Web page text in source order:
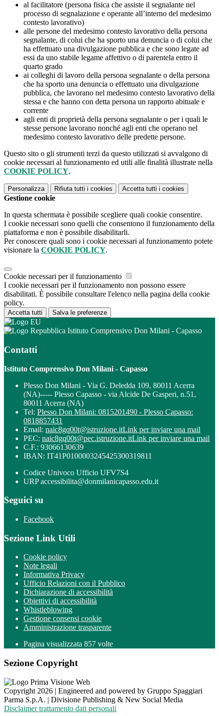
al facilitatore (persona fisica che assiste il segnalante nel
processo di segnalazione e operante all’interno del medesimo
contesto lavorativo)
alle persone del medesimo contesto lavorativo della persona
segnalante, di colui che ha sporto una denuncia o di colui che
ha effettuato una divulgazione pubblica e che sono legate ad
essi da uno stabile legame affettivo o di parentela entro il
quarto grado
ai colleghi di lavoro della persona segnalante o della persona
che ha sporto una denuncia o effettuato una divulgazione
pubblica, che lavorano nel medesimo contesto lavorativo della
stessa e che hanno con detta persona un rapporto abituale e
corrente
agli enti di proprietà della persona segnalante o per i quali le
stesse persone lavorano nonché agli enti che operano nel
medesimo contesto lavorativo delle predette persone.
Questo sito o gli strumenti terzi da questo utilizzati si avvalgono di
cookie necessari al funzionamento ed utili alle finalità illustrate nella
COOKIE POLICY.
Personalizza Rifiuta tutti i cookies Accetta tutti i cookies
Gestione cookie
In questa schermata è possibile scegliere quali cookie consentire.
I cookie necessari sono quelli che consentono il funzionamento della
piattaforma e non è possibile disabilitarli.
Per conoscere quali sono i cookie necessari al funzionamento potete
visionare la COOKIE POLICY.
Cookie necessari per il funzionamento
I cookie necessari per il funzionamento non possono essere
disabilitati. È possibile consultare l'elenco nella pagina della cookie
policy.
Accetta tutti Salva le preferenze
Istituto Comprensivo Don Milani - Capasso
Contatti
Istituto Comprensivo Don Milani - Capasso
Plesso Don Milani - Via G. Deledda 109, 80011 Acerra
(NA)----- Plesso Capasso - via Alcide De Gasperi, n.51,
80011 Acerra (NA)
Tel: Plesso Don Milani: 0815201490 - Plesso Capasso:
0818857431
Email: naic8gq00t@istruzione.itLink per inviare una mail
PEC: naic8gq00t@pec.istruzione.itLink per inviare una mail
C.F.: 93066130639
IBAN: IT41P0100003245425300319811
Codice Univoco Ufficio UFV7S4
URP accessibilita@donmilanicapasso.edu.it
Seguici su
Facebook
Sezione Link Utili
Cookie policy
Note legali
Informativa Privacy
Ufficio Relazioni con il Pubblico
Dichiarazione di accessibilità
Obiettivi di accessibilità
Whistleblowing
Gestione consensi cookie
Amministrazione trasparente
Pagina visualizzata 857 volte
Sezione Copyright
Copyright 2026 | Engineered and powered by Gruppo Spaggiari
Parma S.p.A. | Divisione Publishing & New Social Media
Disclaimer trattamento dati personali